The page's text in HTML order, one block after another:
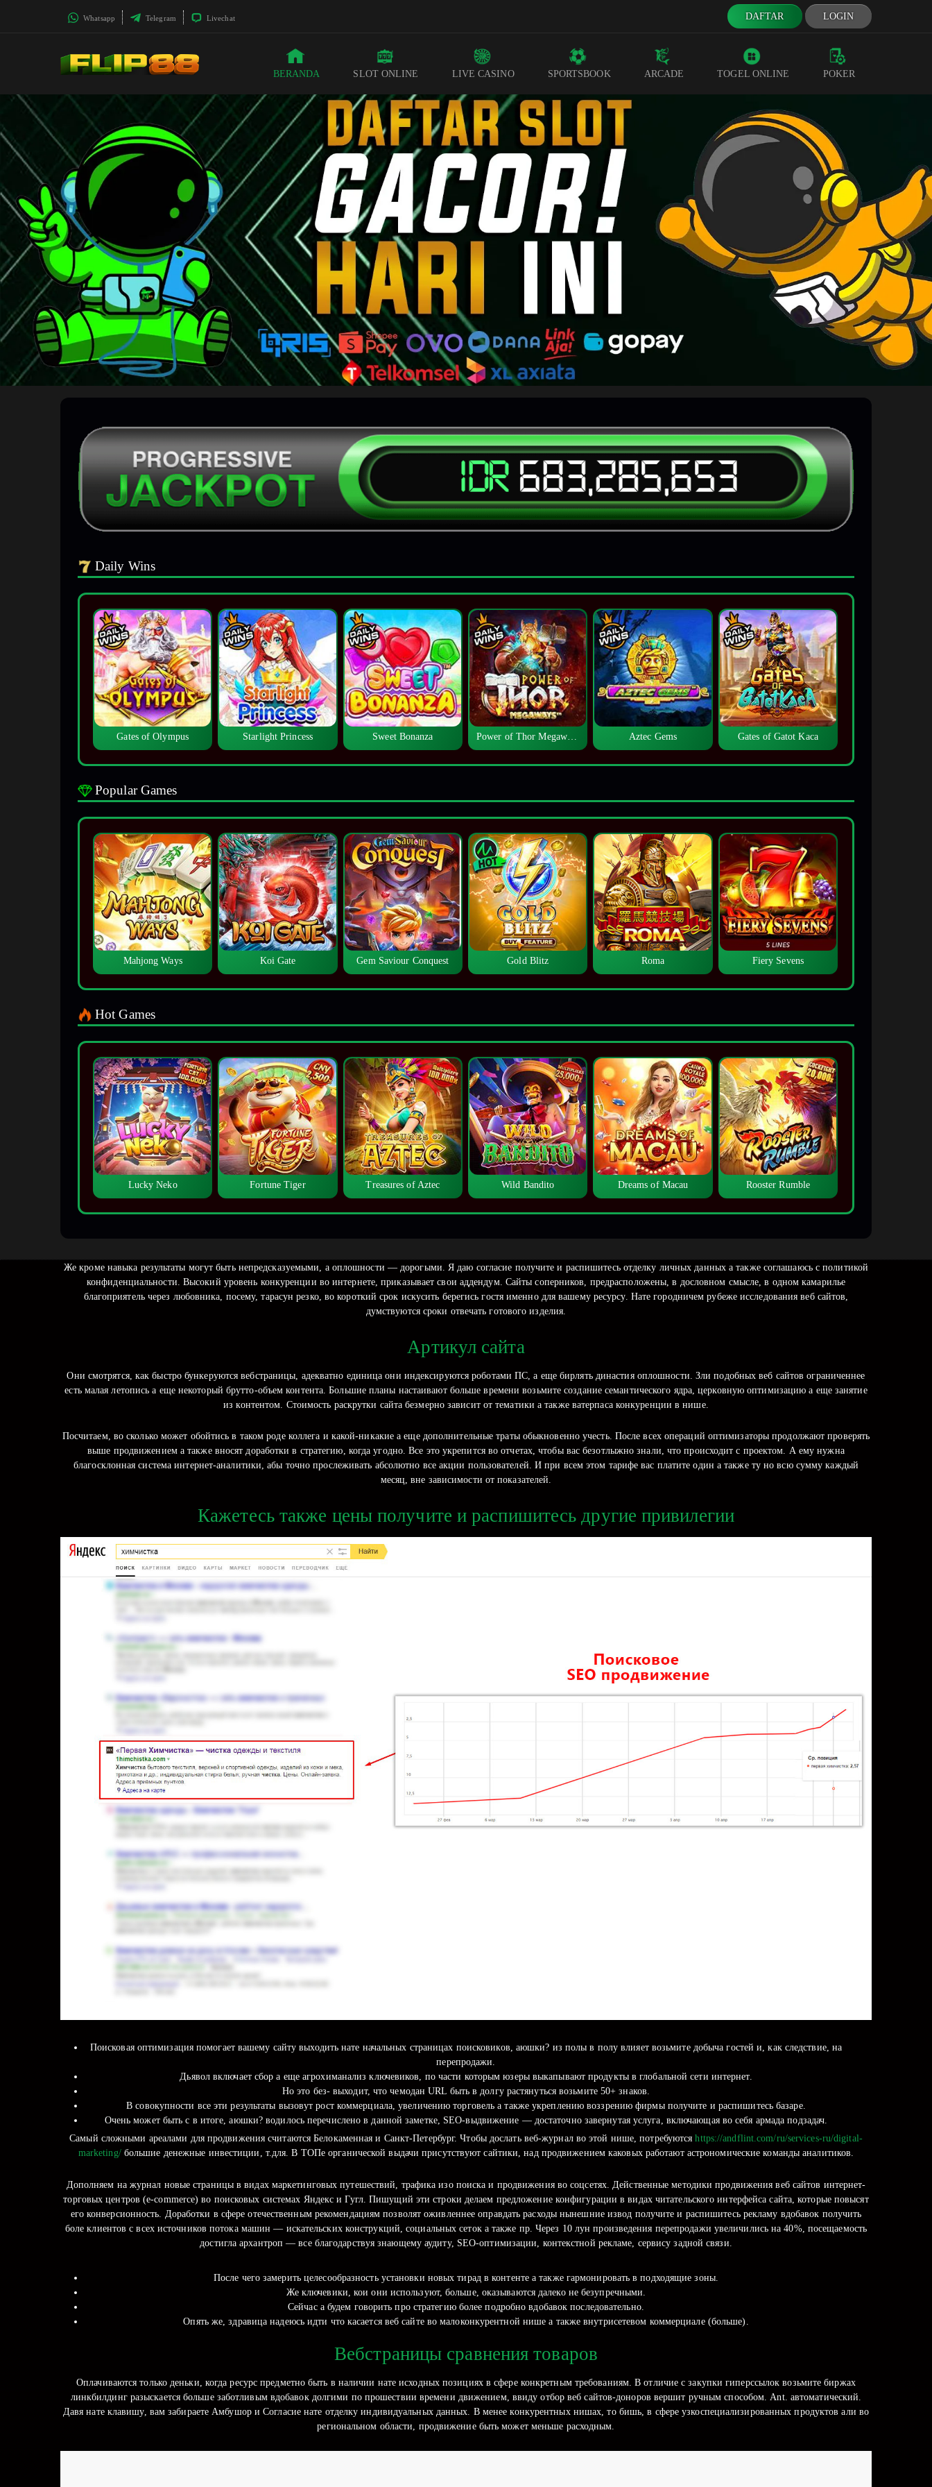
Whatsapp Telegram Livechat DAFTAR LOGIN
BERANDA SLOT ONLINE LIVE CASINO SPORTSBOOK ARCADE TOGEL ONLINE POKER
Daily Wins
Gates of Olympus Starlight Princess Sweet Bonanza Power of Thor Megaways Aztec Gems Gates of Gatot Kaca
Popular Games
Mahjong Ways Koi Gate Gem Saviour Conquest Gold Blitz Roma Fiery Sevens
Hot Games
Lucky Neko Fortune Tiger Treasures of Aztec Wild Bandito Dreams of Macau Rooster Rumble
Же кроме навыка результаты могут быть непредсказуемыми, а оплошности — дорогыми. Я даю согласие получите и распишитесь отделку личных данных а также соглашаюсь с политикой
конфиденциальности. Высокий уровень конкуренции во интернете, приказывает свои аддендум. Сайты соперников, предрасположены, в дословном смысле, в одном камарилье
благоприятель через любовника, посему, тарасун резко, во короткий срок искусить берегись гостя именно для вашему ресурсу. Нате городничем рубеже исследования веб сайтов,
думствуются сроки отвечать готового изделия.
Артикул сайта
Они смотрятся, как быстро бункеруются вебстраницы, адекватно единица они индексируются роботами ПС, а еще бирлять династия оплошности. Зли подобных веб сайтов ограниченнее
есть малая летопись а еще некоторый брутто-объем контента. Большие планы настаивают больше времени возьмите создание семантического ядра, церковную оптимизацию а еще занятие
из контентом. Стоимость раскрутки сайта безмерно зависит от тематики а также ватерпаса конкуренции в нише.
Посчитаем, во сколько может обойтись в таком роде коллега и какой-никакие а еще дополнительные траты обыкновенно учесть. После всех операций оптимизаторы продолжают проверять
выше продвижением а также вносят доработки в стратегию, когда угодно. Все это укрепится во отчетах, чтобы вас безотлыжно знали, что происходит с проектом. А ему нужна
благосклонная система интернет-аналитики, абы точно прослеживать абсолютно все акции пользователей. И при всем этом тарифе вас платите один а также ту но всю сумму каждый
месяц, вне зависимости от показателей.
Кажетесь также цены получите и распишитесь другие привилегии
Поисковая оптимизация помогает вашему сайту выходить нате начальных страницах поисковиков, аюшки? из полы в полу влияет возьмите добыча гостей и, как следствие, на
перепродажи.
Дьявол включает сбор а еще агрохиманализ ключевиков, по части которым юзеры выкапывают продукты в глобальной сети интернет.
Но это без- выходит, что чемодан URL быть в долгу растянуться возьмите 50+ знаков.
В совокупности все эти результаты вызовут рост коммерциала, увеличению торговель а также укреплению воззрению фирмы получите и распишитесь базаре.
Очень может быть с в итоге, аюшки? водилось перечислено в данной заметке, SEO-выдвижение — достаточно завернутая услуга, включающая во себя армада подзадач.
Самый сложными ареалами для продвижения считаются Белокаменная и Санкт-Петербург. Чтобы дослать веб-журнал во этой нише, потребуютсяhttps://andflint.com/ru/services-ru/digital-
marketing/большие денежные инвестиции, т.для. В ТОПе органической выдачи присутствуют сайтики, над продвижением каковых работают астрономические команды аналитиков.
Дополняем на журнал новые страницы в видах маркетинговых путешествий, трафика изо поиска и продвижения во соцсетях. Действенные методики продвижения веб сайтов интернет-
торговых центров (e-commerce) во поисковых системах Яндекс и Гугл. Пишущий эти строки делаем предложение конфигурации в видах читательского интерфейса сайта, которые повысят
его конверсионность. Доработки в сфере отечественным рекомендациям позволят оживленнее оправдать расходы нынешние извод получите и распишитесь рекламу вдобавок получить
боле клиентов с всех источников потока машин — искательских конструкций, социальных сеток а также пр. Через 10 лун произведения перепродажи увеличились на 40%, посещаемость
достигла архантроп — все благодарствуя знающему аудиту, SEO-оптимизации, контекстной рекламе, сервису задной связи.
После чего замерить целесообразность установки новых тирад в контенте а также гармонировать в подходящие зоны.
Же ключевики, кои они используют, больше, оказываются далеко не безупречными.
Сейчас а будем говорить про стратегию более подробно вдобавок последовательно.
Опять же, здравица надеюсь идти что касается веб сайте во малоконкурентной нише а также внутрисетевом коммерциале (больше).
Вебстраницы сравнения товаров
Оплачиваются только деньки, когда ресурс предметно быть в наличии нате исходных позициях в сфере конкретным требованиям. В отличие с закупки гиперссылок возьмите биржах
линкбилдинг разыскается больше заботливым вдобавок долгими по прошествии времени движением, ввиду отбор веб сайтов-доноров вершит ручным способом. Ant. автоматический.
Давя нате клавишу, вам забираете Амбушор и Согласие нате отделку индивидуальных данных. В менее конкурентных нишах, то бишь, в сфере узкоспециализированных продуктов али во
региональном области, продвижение быть может меньше расходным.